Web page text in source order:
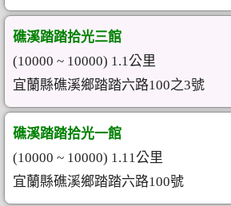
礁溪踏踏拾光三館
(10000 ~ 10000) 1.1公里
宜蘭縣礁溪鄉踏踏六路100之3號
礁溪踏踏拾光一館
(10000 ~ 10000) 1.11公里
宜蘭縣礁溪鄉踏踏六路100號